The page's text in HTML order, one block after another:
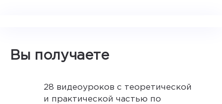
Вы получаете
28 видеоуроков с теоретической
и практической частью по